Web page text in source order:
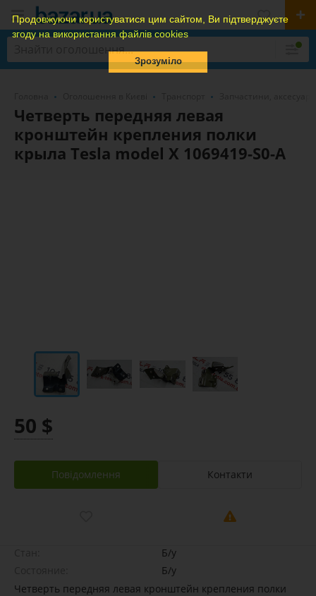
Продовжуючи користуватися цим сайтом, Ви підтверджуєте
згоду на використання файлів cookies
Зрозуміло
Четверть передняя левая
кронштейн крепления полки
крыла Tesla model X 1069419-S0-A
50 $
Повідомлення Контакти
Б/у
Б/у
Четверть передняя левая кронштейн крепления полки